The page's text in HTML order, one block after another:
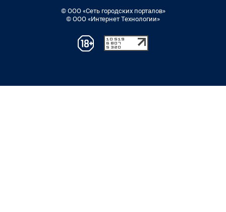
© ООО «Сеть городских порталов»
© ООО «Интернет Технологии»